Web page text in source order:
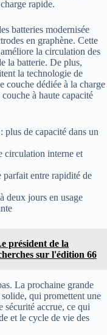
rapide.
batteries modernisée
en graphène. Cette
la circulation des
la batterie. De plus,
la technologie de
couche dédiée à la charge
à haute capacité
plus de capacité dans un
circulation interne et
entre rapidité de
deux jours en usage
président de la
sur l'édition 66
La prochaine grande
qui promettent une
sécurité accrue, ce qui
et le cycle de vie des